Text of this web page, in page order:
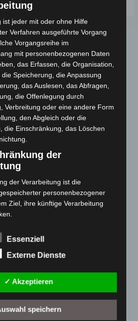
Webseite
Aktion
Händler werden
Home
spenden
Jobs
Kontakt
einreichen
Elektro-Fahrräder
Kabinenroller
ist jeder mit oder ohne Hilfe
Verfahren ausgeführte Vorgang
Vorgangsreihe im
mit personenbezogenen Daten
das Erfassen, die Organisation,
Speicherung, die Anpassung
das Auslesen, das Abfragen,
die Offenlegung durch
Verbreitung oder eine andere Form
den Abgleich oder die
die Einschränkung, das Löschen
der
der Verarbeitung ist die
personenbezogener
Ziel, ihre künftige Verarbeitung
personenbezogener Daten, die darin
um bestimmte persönliche
sich auf eine natürliche Person
bewerten, insbesondere, um
Arbeitsleistung, wirtschaftlicher
Essenziell
Externe Dienste
✓ Akzeptieren
speichern